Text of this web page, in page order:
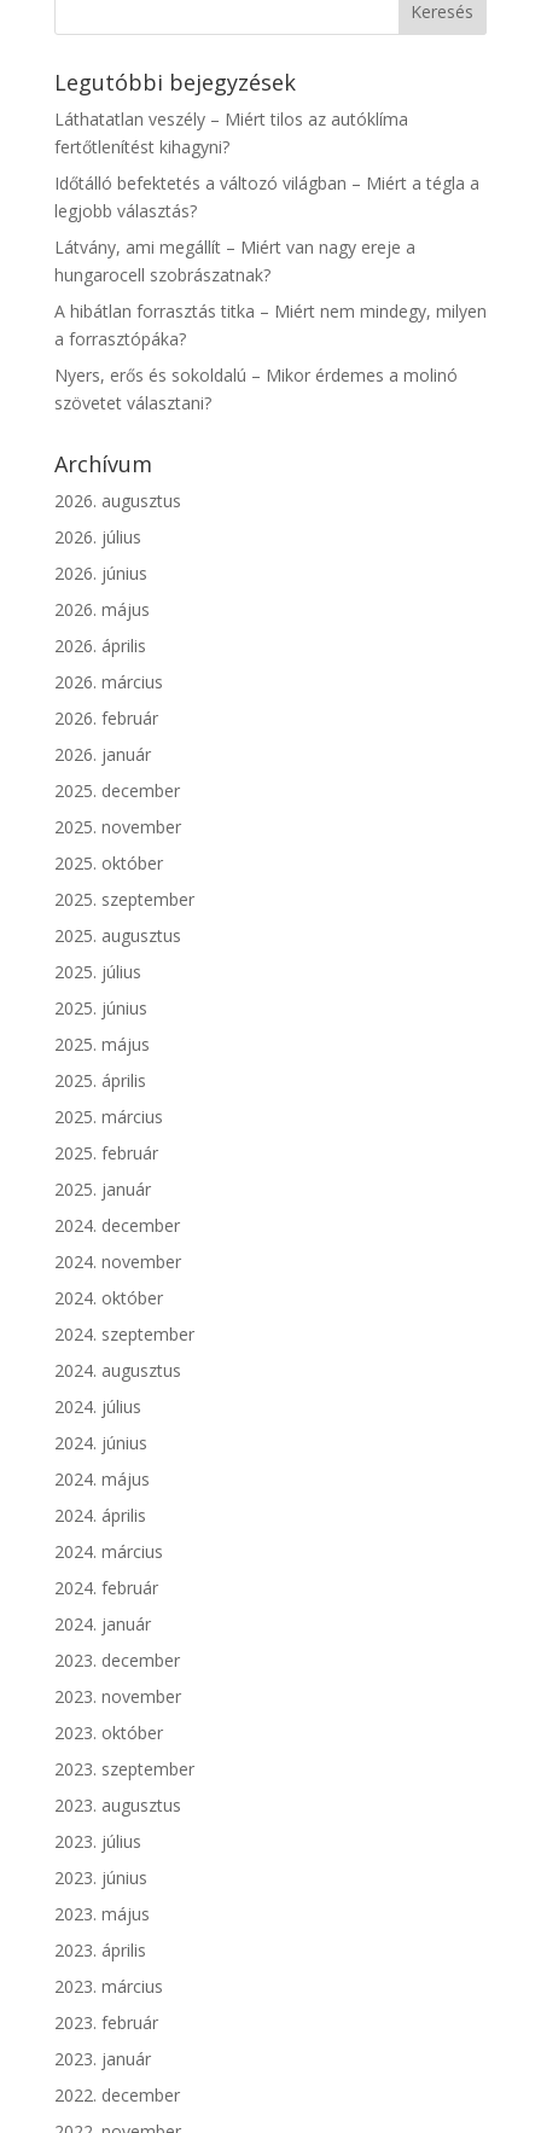
Legutóbbi bejegyzések
Láthatatlan veszély – Miért tilos az autóklíma
fertőtlenítést kihagyni?
Időtálló befektetés a változó világban – Miért a tégla a
legjobb választás?
Látvány, ami megállít – Miért van nagy ereje a
hungarocell szobrászatnak?
A hibátlan forrasztás titka – Miért nem mindegy, milyen
a forrasztópáka?
Nyers, erős és sokoldalú – Mikor érdemes a molinó
szövetet választani?
Archívum
2026. augusztus
2026. július
2026. június
2026. május
2026. április
2026. március
2026. február
2026. január
2025. december
2025. november
2025. október
2025. szeptember
2025. augusztus
2025. július
2025. június
2025. május
2025. április
2025. március
2025. február
2025. január
2024. december
2024. november
2024. október
2024. szeptember
2024. augusztus
2024. július
2024. június
2024. május
2024. április
2024. március
2024. február
2024. január
2023. december
2023. november
2023. október
2023. szeptember
2023. augusztus
2023. július
2023. június
2023. május
2023. április
2023. március
2023. február
2023. január
2022. december